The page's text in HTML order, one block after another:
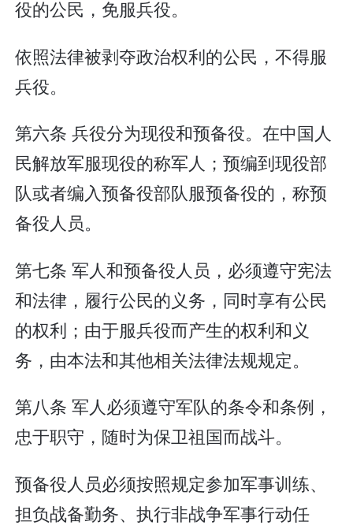
役的公民，免服兵役。
依照法律被剥夺政治权利的公民，不得服
兵役。
第六条 兵役分为现役和预备役。在中国人
民解放军服现役的称军人；预编到现役部
队或者编入预备役部队服预备役的，称预
备役人员。
第七条 军人和预备役人员，必须遵守宪法
和法律，履行公民的义务，同时享有公民
的权利；由于服兵役而产生的权利和义
务，由本法和其他相关法律法规规定。
第八条 军人必须遵守军队的条令和条例，
忠于职守，随时为保卫祖国而战斗。
预备役人员必须按照规定参加军事训练、
担负战备勤务、执行非战争军事行动任